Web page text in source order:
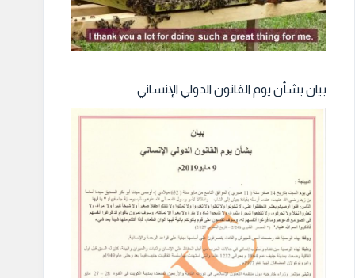
بيان بشأن يوم القانون الدولي الإنساني